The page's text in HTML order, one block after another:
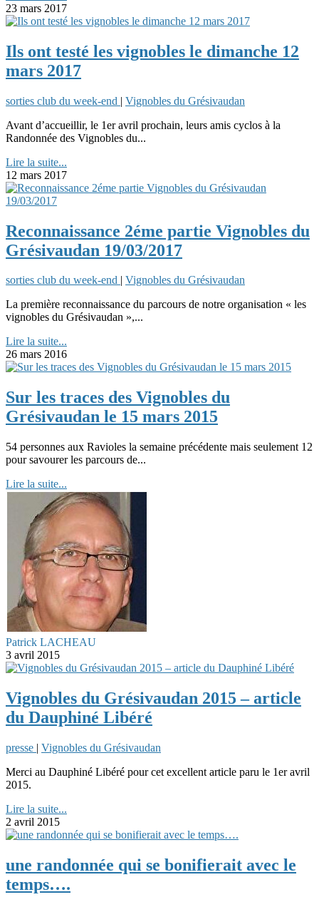
23 mars 2017
Ils ont testé les vignobles le dimanche 12
mars 2017
sorties club du week-end | Vignobles du Grésivaudan
Avant d’accueillir, le 1er avril prochain, leurs amis cyclos à la
Randonnée des Vignobles du...
Lire la suite...
12 mars 2017
Reconnaissance 2éme partie Vignobles du
Grésivaudan 19/03/2017
sorties club du week-end | Vignobles du Grésivaudan
La première reconnaissance du parcours de notre organisation « les
vignobles du Grésivaudan »,...
Lire la suite...
26 mars 2016
Sur les traces des Vignobles du
Grésivaudan le 15 mars 2015
54 personnes aux Ravioles la semaine précédente mais seulement 12
pour savourer les parcours de...
Lire la suite...
Patrick LACHEAU
3 avril 2015
Vignobles du Grésivaudan 2015 – article
du Dauphiné Libéré
presse | Vignobles du Grésivaudan
Merci au Dauphiné Libéré pour cet excellent article paru le 1er avril
2015.
Lire la suite...
2 avril 2015
une randonnée qui se bonifierait avec le
temps….